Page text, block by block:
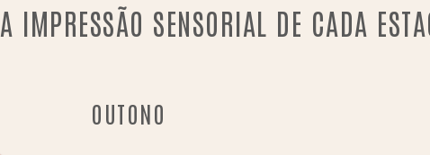
A IMPRESSÃO SENSORIAL DE CADA
OUTONO